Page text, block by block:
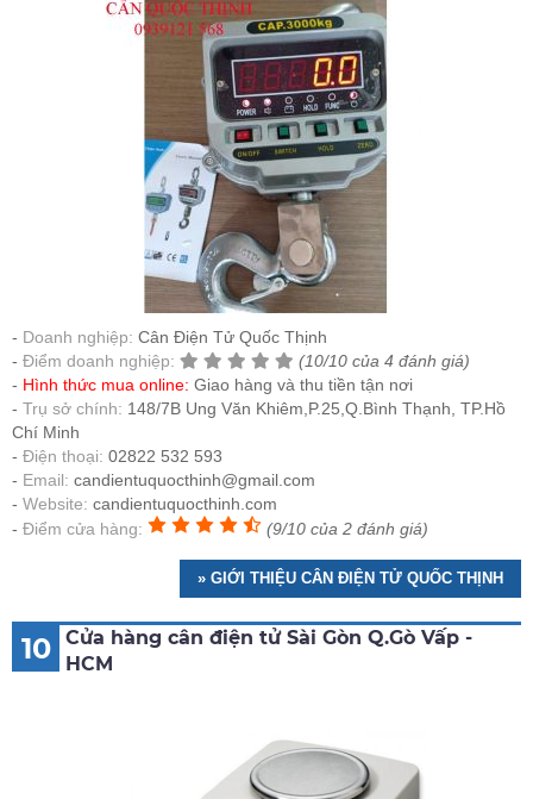
Doanh nghiệp: Cân Điện Tử Quốc Thịnh
Điểm doanh nghiệp:
(10/10 của 4 đánh giá)
Hình thức mua online: Giao hàng và thu tiền tận nơi
Trụ sở chính: 148/7B Ung Văn Khiêm,P.25,Q.Bình Thạnh, TP.Hồ
Chí Minh
Điện thoại: 02822 532 593
Email: candientuquocthinh@gmail.com
Website: candientuquocthinh.com
Điểm cửa hàng:
(9/10 của 2 đánh giá)
» GIỚI THIỆU CÂN ĐIỆN TỬ QUỐC THỊNH
10
Cửa hàng cân điện tử Sài Gòn Q.Gò Vấp -
HCM